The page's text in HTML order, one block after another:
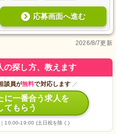
応募画面へ進む
2026/8/7更新
の探し方、教えます
談員が無料で対応します ／
に一番合う求人を
てもらう
10:00-19:00 (土日祝を除く)